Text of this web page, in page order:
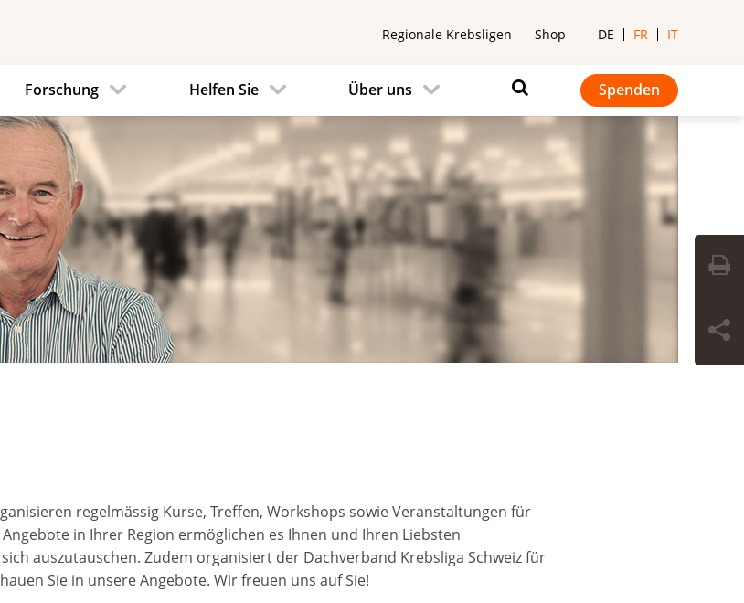
Regionale Krebsligen Shop DE FR IT
Forschung Helfen Sie Über uns Spenden
regelmässig Kurse, Treffen, Workshops sowie Veranstaltungen für
in Ihrer Region ermöglichen es Ihnen und Ihren Liebsten
auszutauschen. Zudem organisiert der Dachverband Krebsliga Schweiz für
Sie in unsere Angebote. Wir freuen uns auf Sie!